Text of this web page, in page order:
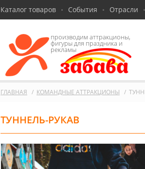
Каталог товаров События Отрасли
производим аттракционы,
фигуры для праздника и
рекламы
ГЛАВНАЯ КОМАНДНЫЕ АТТРАКЦИОНЫ
ТУННЕЛЬ-РУКАВ